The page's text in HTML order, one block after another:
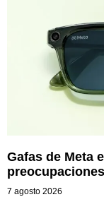
Gafas de Meta
7 agosto 2026